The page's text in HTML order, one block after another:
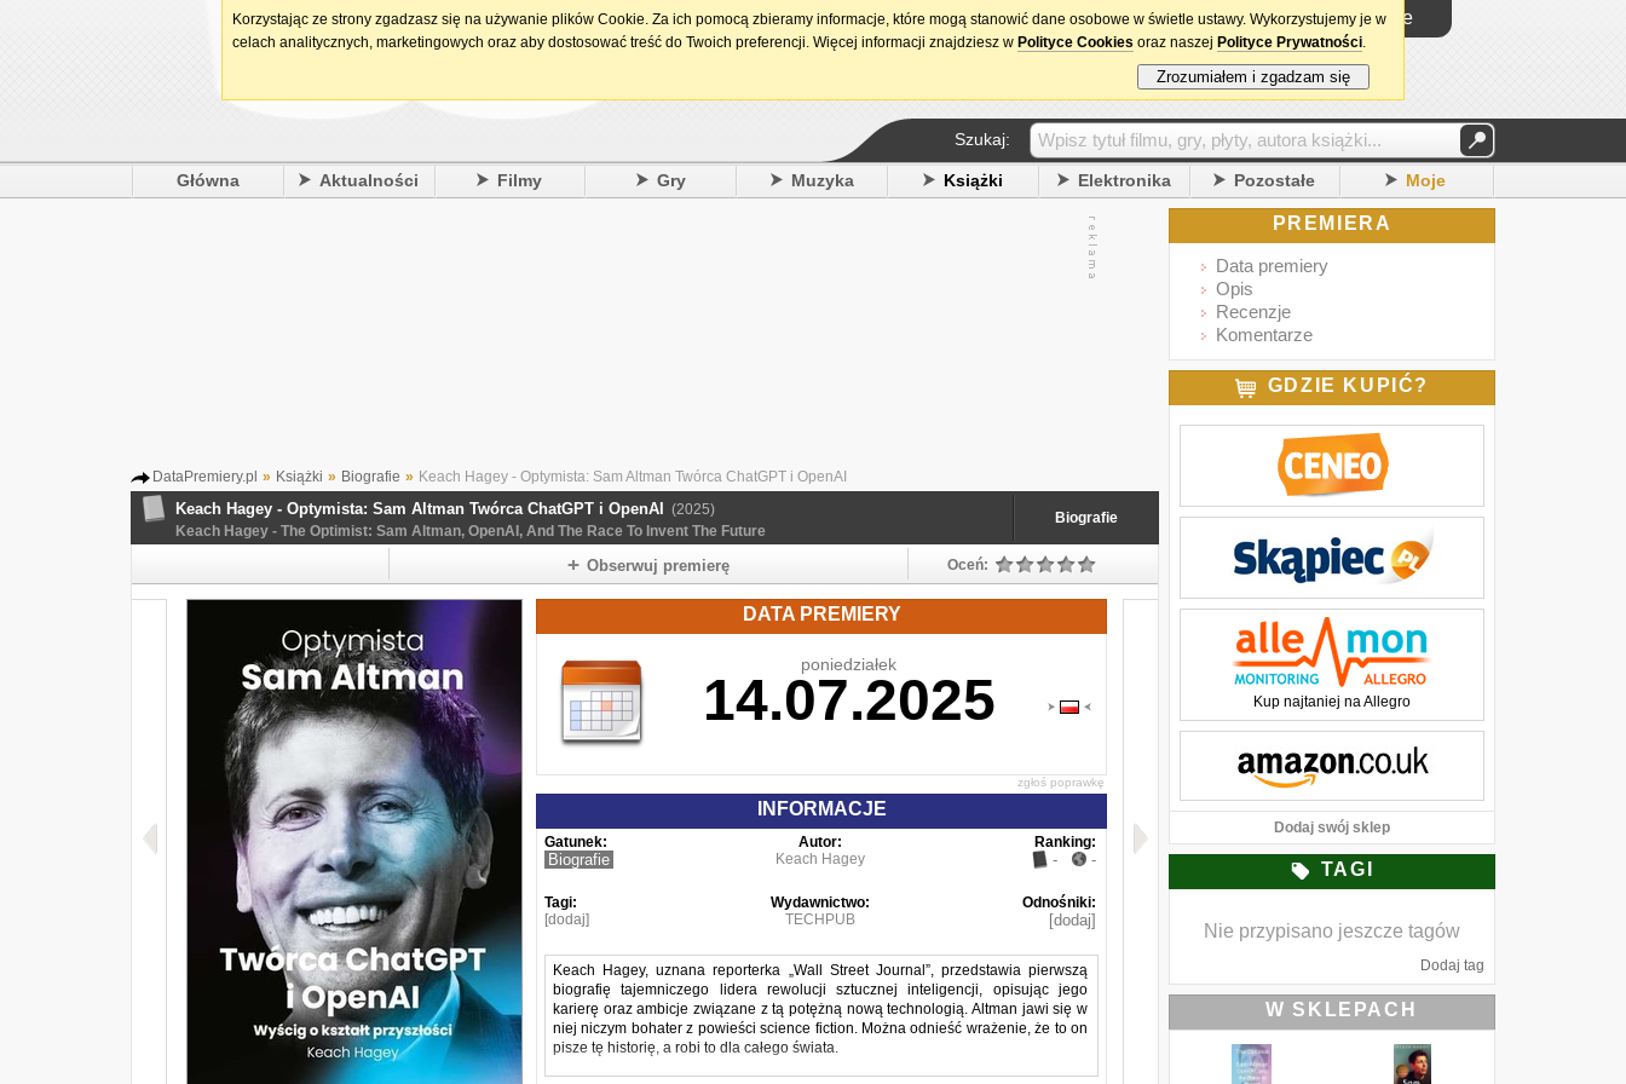
15. urodziny DataPremiery.pl Logowanie
Szukaj:
Główna Aktualności Filmy Gry Muzyka Książki Elektronika Pozostałe Moje
DataPremiery.pl » Książki » Biografie » Keach Hagey - Optymista: Sam Altman Twórca ChatGPT i OpenAI
Keach Hagey - Optymista: Sam Altman Twórca ChatGPT i OpenAI
(2025)
Keach Hagey - The Optimist: Sam Altman, OpenAI, And The Race To Invent The Future
Biografie
Obserwuj premierę Oceń:
DATA PREMIERY
poniedziałek
14.07.2025
zgłoś poprawkę
INFORMACJE
Gatunek:
Biografie
Autor:
Keach Hagey
Ranking:
- -
Tagi:
[dodaj]
Wydawnictwo:
TECHPUB
Odnośniki:
[dodaj]
Keach Hagey, uznana reporterka „Wall Street Journal”, przedstawia pierwszą
biografię tajemniczego lidera rewolucji sztucznej inteligencji, opisując jego
karierę oraz ambicje związane z tą potężną nową technologią. Altman jawi się w
niej niczym bohater z powieści science fiction. Można odnieść wrażenie, że to on
pisze tę historię, a robi to dla całego świata.
PREMIERA
Data premiery
Opis
Recenzje
Komentarze
GDZIE KUPIĆ?
Kup najtaniej na Allegro
Dodaj swój sklep
TAGI
Nie przypisano jeszcze tagów
Dodaj tag
W SKLEPACH
Korzystając ze strony zgadzasz się na używanie plików Cookie. Za ich pomocą zbieramy informacje, które mogą stanowić dane osobowe w świetle ustawy. Wykorzystujemy je w
celach analitycznych, marketingowych oraz aby dostosować treść do Twoich preferencji. Więcej informacji znajdziesz w Polityce Cookies oraz naszej Polityce Prywatności.
Zrozumiałem i zgadzam się